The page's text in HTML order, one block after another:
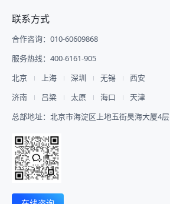
联系方式
合作咨询：010-60609868
服务热线：400-6161-905
北京
上海 深圳 无锡
西安
济南
吕梁 太原 海口
天津
总部地址：北京市海淀区上地五街昊海大厦4层